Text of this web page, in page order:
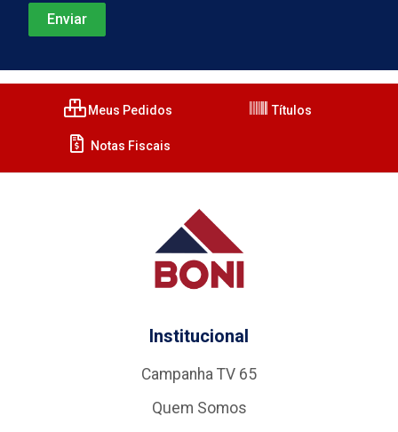
Meus Pedidos Títulos
Notas Fiscais
Institucional
Campanha TV 65
Quem Somos